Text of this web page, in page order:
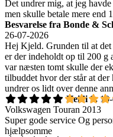
Det undrer mig, at jeg
men skulle betale mere end
Besvarelse fra Bonde &
26-07-2026
Hej Kjeld. Grunden til at
er der indeholdt op til 200 g
var næsten tomt skulle der
tilbuddet hvor der står at
undrer os lidt over denne
Heidi S.
Volkswagen Touran 2013
Super gode service Og
hjælpsomme